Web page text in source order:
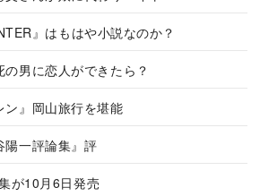
』はもはや小説なのか？
の男に恋人ができたら？
ン』岡山旅行を堪能
陽一評論集』評
が10月6日発売